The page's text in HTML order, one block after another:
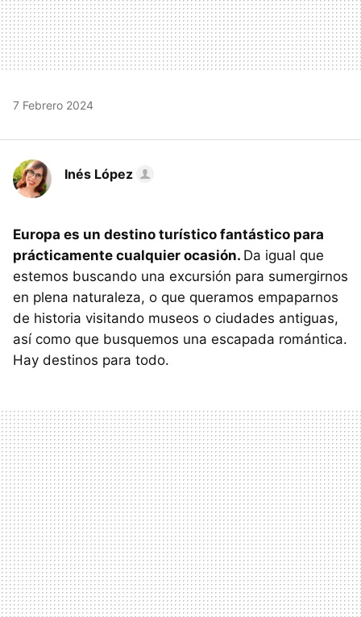
7 Febrero 2024
Inés López
Europa es un destino turístico fantástico para
prácticamente cualquier ocasión. Da igual que
estemos buscando una excursión para sumergirnos
en plena naturaleza, o que queramos empaparnos
de historia visitando museos o ciudades antiguas,
así como que busquemos una escapada romántica.
Hay destinos para todo.